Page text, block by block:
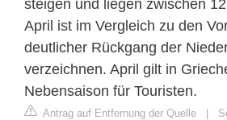
steigen und liegen zwischen
April ist im Vergleich zu den
deutlicher Rückgang der
verzeichnen. April gilt in
Nebensaison für Touristen.
Antrag auf Entfernung der Quelle |